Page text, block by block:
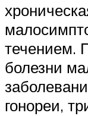
течением.
болезни
гонореи,